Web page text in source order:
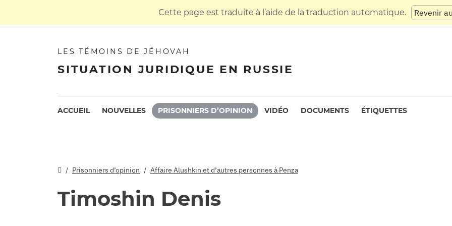
Cette page est traduite à l’aide de la traduction automatique. Revenir
LES TÉMOINS DE JÉHOVAH
SITUATION JURIDIQUE EN RUSSIE
ACCUEIL NOUVELLES PRISONNIERS D’OPINION VIDÉO DOCUMENTS ÉTIQUETTES
Prisonniers d’opinion Affaire Alushkin et d’autres personnes à Penza
Timoshin Denis